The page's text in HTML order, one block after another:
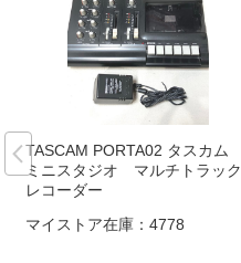
TASCAM PORTA02 タスカム
ミニスタジオ マルチトラック
レコーダー
マイストア在庫： 4778